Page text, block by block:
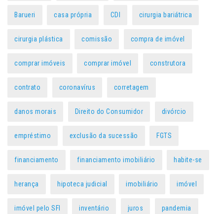
Barueri casa própria CDI cirurgia bariátrica
cirurgia plástica comissão compra de imóvel
comprar imóveis comprar imóvel construtora
contrato coronavírus corretagem
danos morais Direito do Consumidor divórcio
empréstimo exclusão da sucessão FGTS
financiamento financiamento imobiliário habite-se
herança hipoteca judicial imobiliário imóvel
imóvel pelo SFI inventário juros pandemia